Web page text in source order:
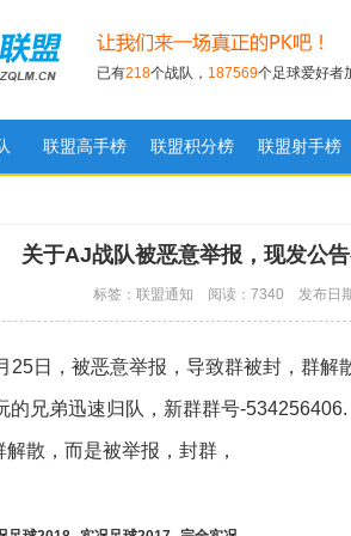
已有218个战队， 187569个足球爱好者
联盟高手榜 联盟积分榜 联盟射手榜
关于AJ战队被恶意举报，现发公
标签：联盟通知 阅读：7340 发布日
25日，被恶意举报，导致群被封，群
的兄弟迅速归队，新群群号-
散，而是被举报，封群，